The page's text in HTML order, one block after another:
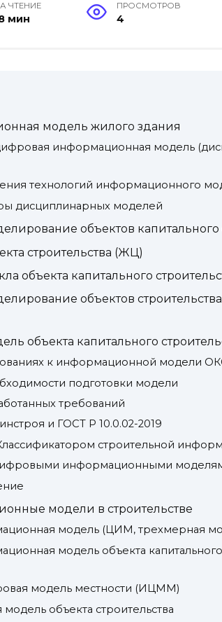
ЧТЕНИЕ
мин
ПРОСМОТРОВ
4
модель жилого здания
информационная модель
технологий информационного
дисциплинарных моделей
объектов капитального
строительства (ЖЦ)
объекта капитального
объектов
объекта капитального
к информационной модели
подготовки модели
требований
и ГОСТ Р 10.0.02-2019
строительной
информационными
модели в строительстве
модель (ЦИМ, трехмерная
модель объекта капитального
модель местности (ИЦММ)
объекта строительства